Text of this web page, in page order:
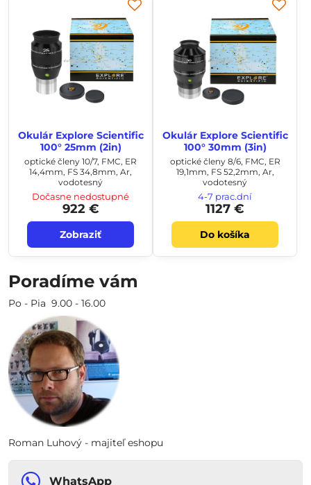
Okulár Explore Scientific
100° 25mm (2in)
optické členy 10/7, FMC, ER
14,4mm, FS 34,8mm, Ar,
vodotesný
Dočasne nedostupné
922 €
Zobraziť
Okulár Explore Scientific
100° 30mm (3in)
optické členy 8/6, FMC, ER
19,1mm, FS 52,2mm, Ar,
vodotesný
4-7 prac.dní
1127 €
Do košíka
Poradíme vám
Po - Pia 9.00 - 16.00
Roman Luhový - majiteľ eshopu
WhatsApp